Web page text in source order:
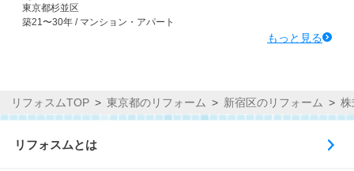
東京都杉並区
築21〜30年 / マンション・アパート
もっと見る
リフォスムTOP 東京都のリフォーム 新宿区のリフォーム 株
リフォスムとは